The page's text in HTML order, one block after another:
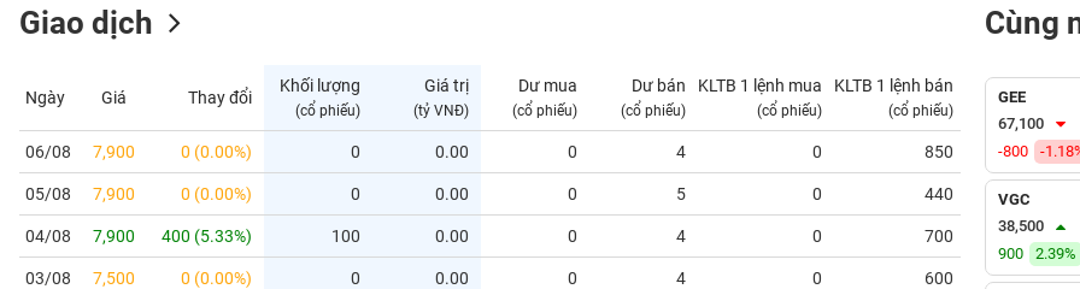
Giao dịch
Ngày Giá Thay đổi
Khối lượng
(cổ phiếu)
Giá trị
(tỷ VNĐ)
Dư mua
(cổ phiếu)
Dư bán
(cổ phiếu)
KLTB 1 lệnh mua
(cổ phiếu)
KLTB 1 lệnh bán
(cổ phiếu)
06/08 7,900 0 (0.00%) 0 0.00 0 4 0 850 0.00
05/08 7,900 0 (0.00%) 0 0.00 0 5 0 440 0.00
04/08 7,900 400 (5.33%) 100 0.00 0 4 0 700 0.00
03/08 7,500 0 (0.00%) 0 0.00 0 4 0 600 0.00
Cùng
GEE
67,100
-800
-
VGC
38,500
900
2.39%
CÁ
NHÂN
PHÂN
TÍCH
VIETSTOCKFINANCE